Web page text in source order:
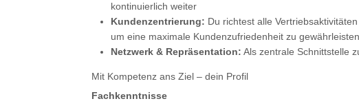
kontinuierlich weiter
Kundenzentrierung: Du richtest alle
um eine maximale Kundenzufriedenheit zu gewährleisten
Netzwerk & Repräsentation: Als zentrale Schnittstelle
Mit Kompetenz ans Ziel – dein Profil
Fachkenntnisse